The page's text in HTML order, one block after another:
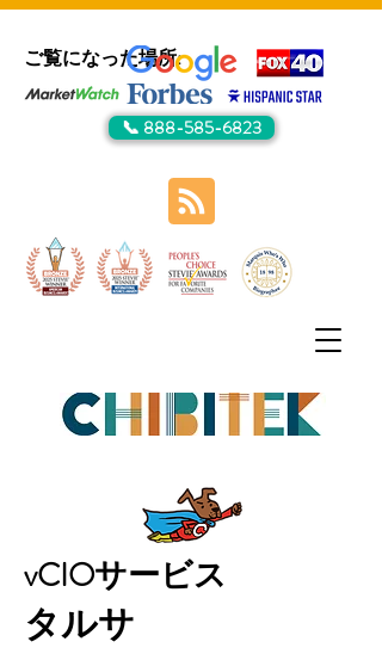
ご覧になった場所:
📞 888-585-6823
vCIOサービス
タルサ